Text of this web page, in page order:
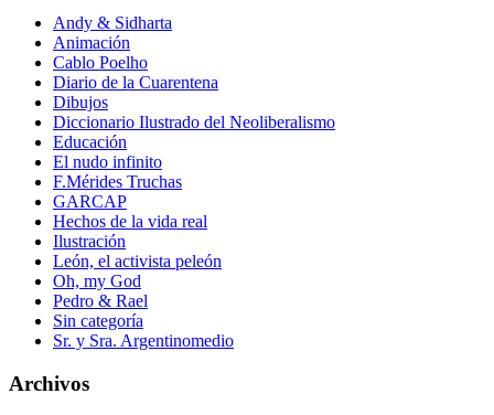
Andy & Sidharta
Animación
Cablo Poelho
Diario de la Cuarentena
Dibujos
Diccionario Ilustrado del Neoliberalismo
Educación
El nudo infinito
F.Mérides Truchas
GARCAP
Hechos de la vida real
Ilustración
León, el activista peleón
Oh, my God
Pedro & Rael
Sin categoría
Sr. y Sra. Argentinomedio
Archivos